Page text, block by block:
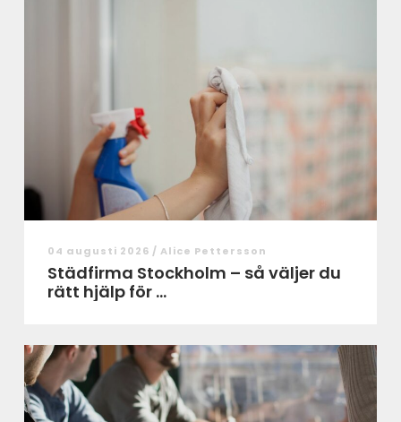
04 augusti 2026 / Alice Pettersson
Städfirma Stockholm – så väljer du
rätt hjälp för ...